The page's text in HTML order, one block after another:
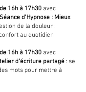
16h à 17h30 avec
Séance d'Hypnose : Mieux
de la douleur :
au quotidien
16h à 17h30 avec
d'écriture partagé : se
mots pour mettre à